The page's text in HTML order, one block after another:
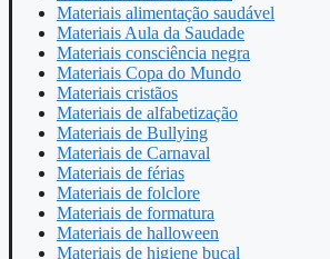
Materiais alimentação saudável
Materiais Aula da Saudade
Materiais consciência negra
Materiais Copa do Mundo
Materiais cristãos
Materiais de alfabetização
Materiais de Bullying
Materiais de Carnaval
Materiais de férias
Materiais de folclore
Materiais de formatura
Materiais de halloween
Materiais de higiene bucal